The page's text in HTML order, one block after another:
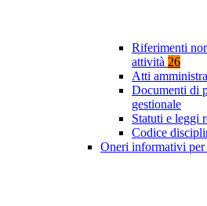
Riferimenti
attività 26
Atti
Documenti di
gestionale
Statuti e leggi
Codice
Oneri informativi per